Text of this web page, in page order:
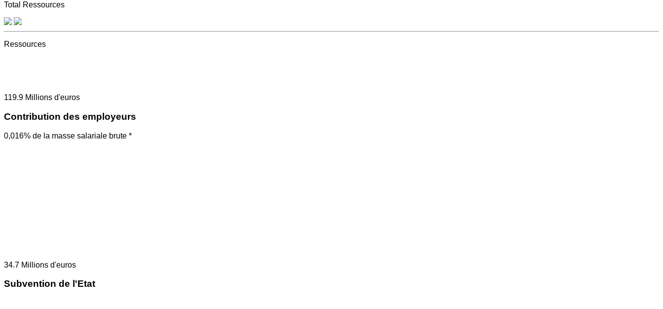
Total Ressources
Ressources
119.9 Millions d'euros
Contribution des employeurs
0,016% de la masse salariale brute *
34.7 Millions d'euros
Subvention de l'Etat